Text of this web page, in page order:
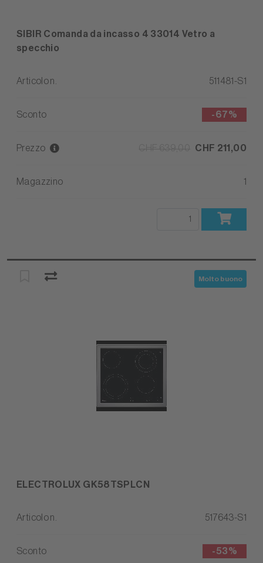
SIBIR Comanda da incasso 4 33014 Vetro a
specchio
Articolo n. 511481-S1
Sconto -67%
Prezzo CHF 211,00
Magazzino 1
Molto buono
ELECTROLUX GK58TSPLCN
Articolo n. 517643-S1
Sconto -53%